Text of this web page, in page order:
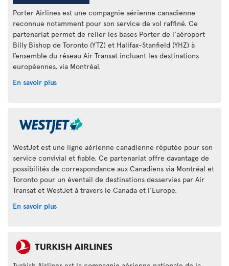
Porter Airlines est une compagnie aérienne canadienne
reconnue notamment pour son service de vol raffiné. Ce
partenariat permet de relier les bases Porter de l'aéroport
Billy Bishop de Toronto (YTZ) et Halifax-Stanfield (YHZ) à
l’ensemble du réseau Air Transat incluant les destinations
européennes, via Montréal.
En savoir plus
WestJet est une ligne aérienne canadienne réputée pour son
service convivial et fiable. Ce partenariat offre davantage de
possibilités de correspondance aux Canadiens via Montréal et
Toronto pour un éventail de destinations desservies par Air
Transat et WestJet à travers le Canada et l'Europe.
En savoir plus